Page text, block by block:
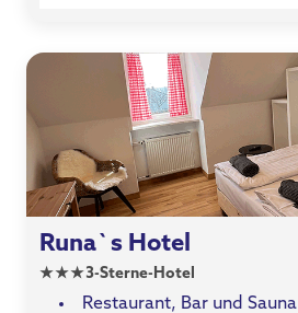
Runa`s Hotel
★★★3-Sterne-Hotel
Restaurant, Bar und Sauna